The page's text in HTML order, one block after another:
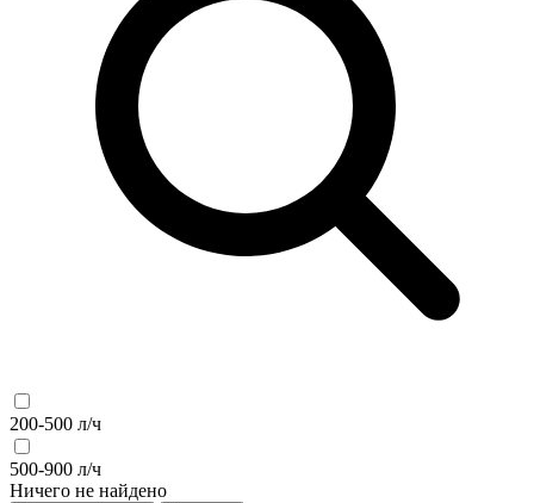
200-500 л/ч
500-900 л/ч
Ничего не найдено